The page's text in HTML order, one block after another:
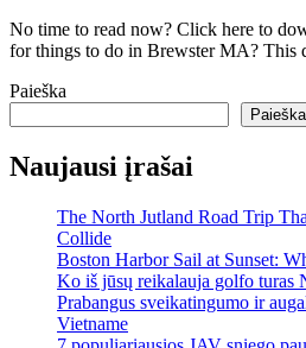
No time to read now? Click here to
for things to do in Brewster MA?
Paieška
Paieška
Naujausi įrašai
The North Jutland Road Trip
Collide
Boston Harbor Sail at Sunset:
Ko iš jūsų reikalauja golfo turas
Prabangus sveikatingumo ir
Vietname